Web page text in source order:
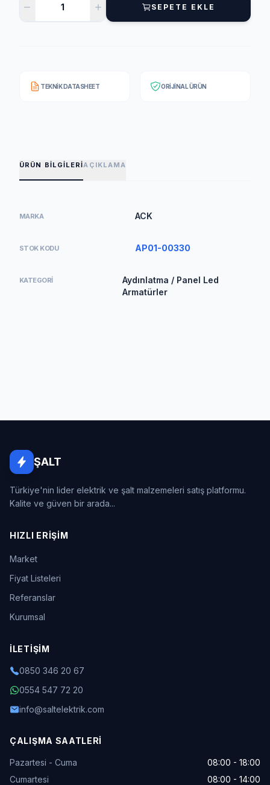
SEPETE EKLE
TEKNIK DATASHEET ORIJINAL ÜRÜN
ÜRÜN BILGILERIAÇIKLAMA
MARKA ACK
STOK KODU AP01-00330
KATEGORI
Aydınlatma / Panel Led
Armatürler
ŞALT
Türkiye'nin lider elektrik ve şalt malzemeleri satış platformu.
Kalite ve güven bir arada...
HIZLI ERIŞIM
Market
Fiyat Listeleri
Referanslar
Kurumsal
İLETIŞIM
0850 346 20 67
0554 547 72 20
info@saltelektrik.com
ÇALIŞMA SAATLERI
Pazartesi - Cuma
08:00 - 18:00
Cumartesi
08:00 - 14:00